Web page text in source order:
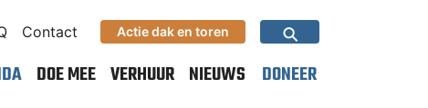
Contact Actie dak en toren ⚲
DOE MEE VERHUUR NIEUWS DONEER